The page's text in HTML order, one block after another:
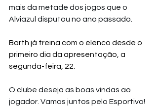
mais da metade dos jogos que o
Alviazul disputou no ano passado.
Barth já treina com o elenco desde o
primeiro dia da apresentação, a
segunda-feira, 22.
O clube deseja as boas vindas ao
jogador. Vamos juntos pelo Esportivo!